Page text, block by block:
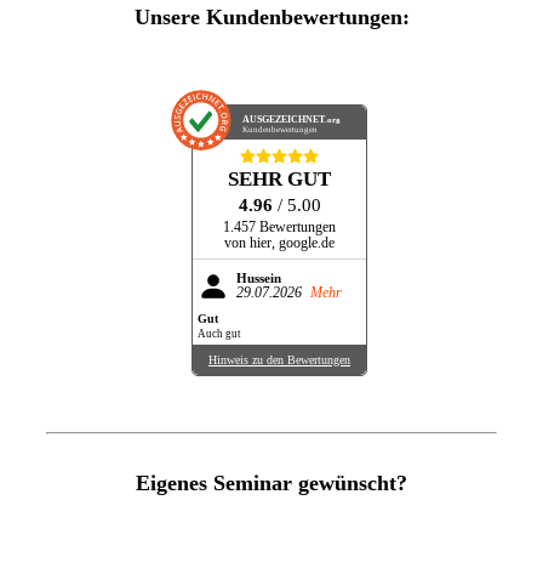
Unsere Kundenbewertungen:
AUSGEZEICHNET.org
Kundenbewertungen
SEHR GUT
4.96 / 5.00
1.457 Bewertungen
von hier, google.de
Hussein
29.07.2026 Mehr
Gut
Auch gut
Hinweis zu den Bewertungen
Eigenes Seminar gewünscht?